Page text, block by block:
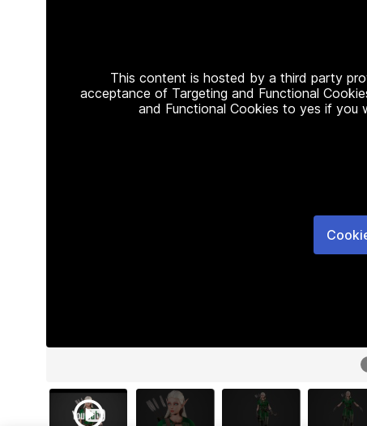
This content is hosted by a third party
acceptance of Targeting and Functional
and Functional Cookies to yes if you